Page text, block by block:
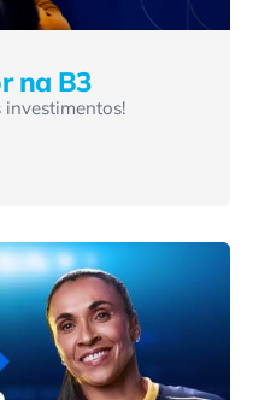
na B3
investimentos!